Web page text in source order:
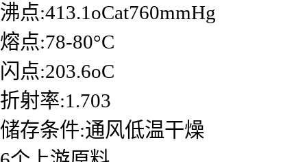
沸点:413.1oCat760mmHg
熔点:78-80°C
闪点:203.6oC
折射率:1.703
储存条件:通风低温干燥